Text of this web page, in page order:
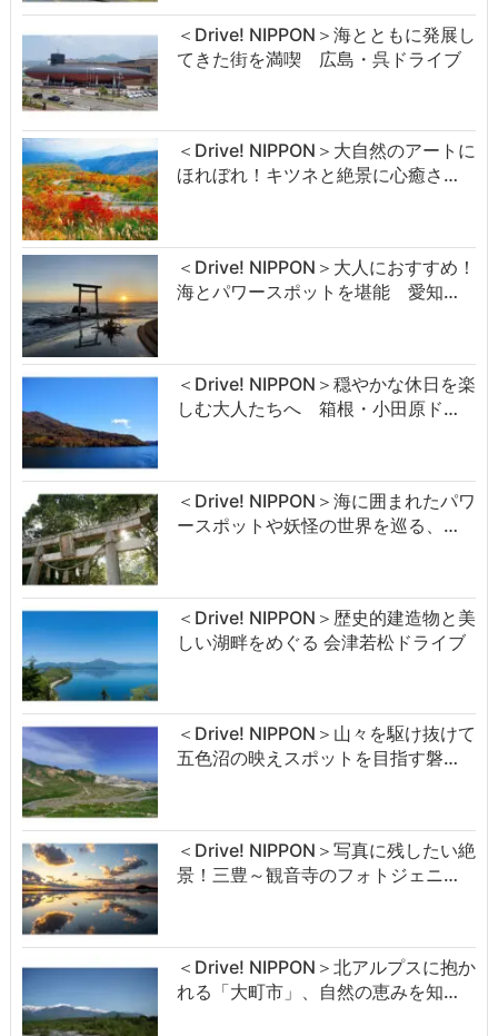
＜Drive! NIPPON＞海とともに発展し
てきた街を満喫 広島・呉ドライブ
＜Drive! NIPPON＞大自然のアートに
ほれぼれ！キツネと絶景に心癒さ…
＜Drive! NIPPON＞大人におすすめ！
海とパワースポットを堪能 愛知…
＜Drive! NIPPON＞穏やかな休日を楽
しむ大人たちへ 箱根・小田原ド…
＜Drive! NIPPON＞海に囲まれたパワ
ースポットや妖怪の世界を巡る、…
＜Drive! NIPPON＞歴史的建造物と美
しい湖畔をめぐる 会津若松ドライブ
＜Drive! NIPPON＞山々を駆け抜けて
五色沼の映えスポットを目指す磐…
＜Drive! NIPPON＞写真に残したい絶
景！三豊～観音寺のフォトジェニ…
＜Drive! NIPPON＞北アルプスに抱か
れる「大町市」、自然の恵みを知…